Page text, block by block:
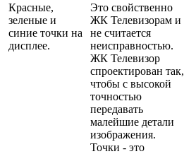
Красные,
зеленые и
синие точки на
дисплее.
Это свойственно
ЖК Телевизорам и
не считается
неисправностью.
ЖК Телевизор
спроектирован так,
чтобы с высокой
точностью
передавать
малейшие детали
изображения.
Точки - это